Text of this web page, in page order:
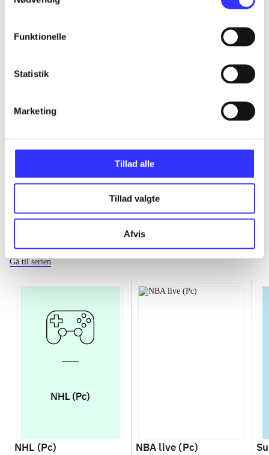
Funktionelle
Statistik
Marketing
Tillad alle
Tillad valgte
Afvis
...
...
...
Gå til serien
NHL (Pc) NBA live (Pc)